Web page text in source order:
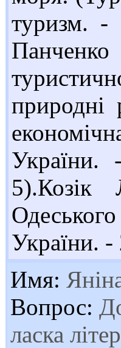
туризм.
природні
5).Козік
України.
Имя:
Вопрос:
ласка